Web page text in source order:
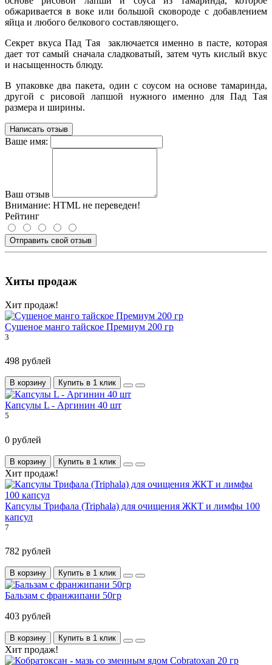
обжаривается в воке или большой сковороде с добавлением
яйца и любого белкового составляющего.
Секрет вкуса Пад Тая заключается именно в пасте, которая
дает тот самый сначала сладковатый, затем чуть кислый вкус
и насыщенность блюду.
В упаковке два пакета, один с соусом на основе тамаринда,
другой с рисовой лапшой нужного именно для Пад Тая
размера и ширины.
Написать отзыв
Ваше имя:
Ваш отзыв
Внимание: HTML не переведен!
Рейтинг
Отправить свой отзыв
Хиты продаж
Хит продаж!
Сушеное манго тайское Премиум 200 гр
3
498 рублей
В корзину Купить в 1 клик
Капсулы L - Аргинин 40 шт
5
0 рублей
В корзину Купить в 1 клик
Хит продаж!
Капсулы Трифала (Triphala) для очищения ЖКТ и лимфы 100
капсул
7
782 рублей
В корзину Купить в 1 клик
Бальзам с франжипани 50гр
403 рублей
В корзину Купить в 1 клик
Хит продаж!